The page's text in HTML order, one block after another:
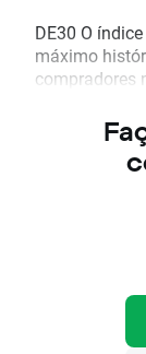
DE30 O
máximo
compradores